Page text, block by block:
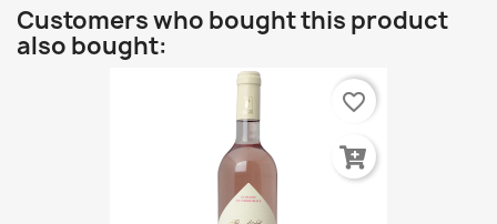
Customers who bought this product
also bought:
favorite_border